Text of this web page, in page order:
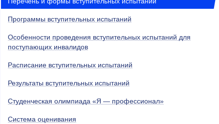
Программы вступительных испытаний
Особенности проведения вступительных испытаний для
поступающих инвалидов
Расписание вступительных испытаний
Результаты вступительных испытаний
Студенческая олимпиада «Я — профессионал»
Система оценивания